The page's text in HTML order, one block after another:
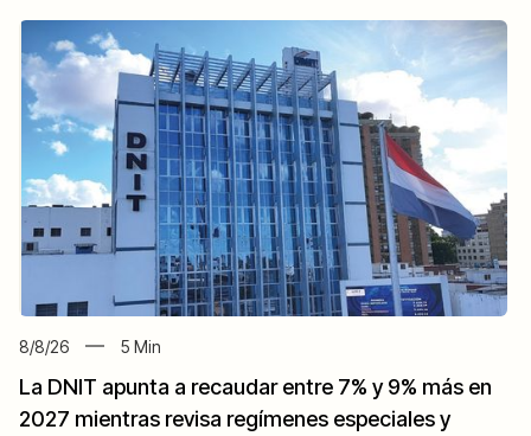
8/8/26 5 Min
La DNIT apunta a recaudar entre 7% y 9% más en
2027 mientras revisa regímenes especiales y